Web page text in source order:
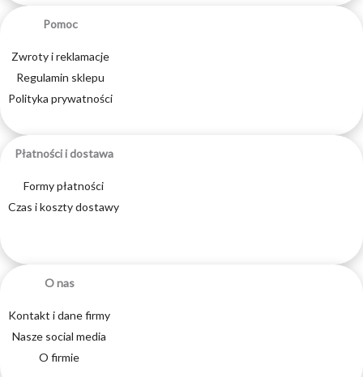
Pomoc
Zwroty i reklamacje
Regulamin sklepu
Polityka prywatności
Płatności i dostawa
Formy płatności
Czas i koszty dostawy
O nas
Kontakt i dane firmy
Nasze social media
O firmie